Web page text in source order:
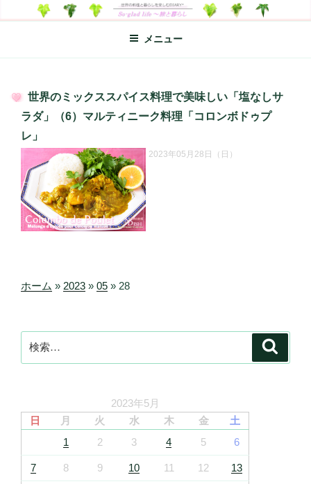
ン
ン
SO-GLAD LIFE～旅と暮らし
世界の料理のエッセイやレシピ、シンプルライフ、楽しい暮らしなどを
綴る、世界248か国を旅した松本あづさのDIARYです
メニュー
投
稿
日:
世界のミックススパイス料理で美味しい「塩なしサ
ラダ」（6）マルティニーク料理「コロンボドゥプ
レ」
2023年05月28日（日）
ホーム » 2023 » 05 » 28
索:
2023年5月
日
月 火 水 木 金
土
1
2 3 4 5 6
7 8 9 10 11 12 13